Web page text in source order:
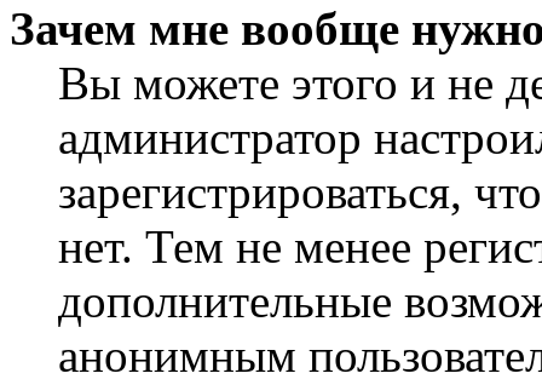
Зачем мне вообще
Вы можете этого и не
администратор
зарегистрироваться,
нет. Тем не менее
дополнительные
анонимным